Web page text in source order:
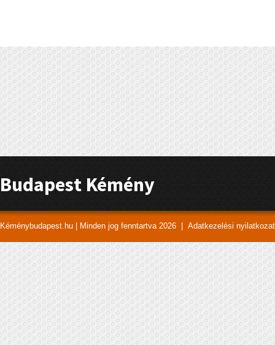
Budapest Kémény
Kéménybudapest.hu | Minden jog fenntartva 2026 | Adatkezelési nyilatkozat